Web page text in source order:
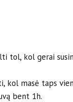
tol, kol gerai
kol masė taps
bent 1h.